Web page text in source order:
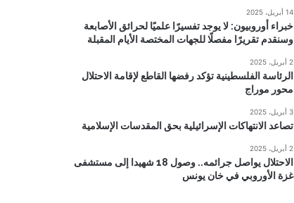
14 أبريل، 2025
خبراء أوروبيون: لا يوجد تفسيرًا علميًا لحرائق الأصابعة
وسنقدم تقريرًا مفصلًا للجهات المختصة الأيام المقبلة
2 أبريل، 2025
الرئاسة الفلسطينية تؤكد رفضها القاطع لإقامة الاحتلال
محور موراج
3 أبريل، 2025
تصاعد الانتهاكات الإسرائيلية بحق المقدسات الإسلامية
2 أبريل، 2025
الاحتلال يواصل جرائمه.. وصول 18 شهيدا إلى مستشفى
غزة الأوروبي في خان يونس